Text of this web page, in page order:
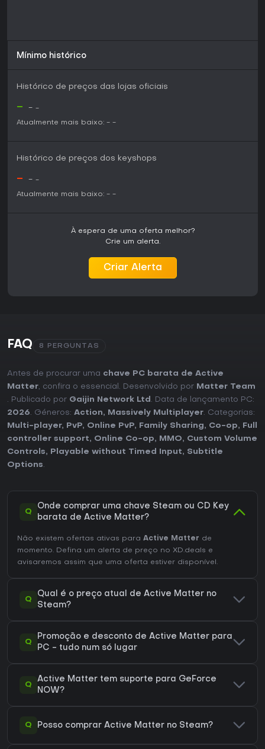
Mínimo histórico
Histórico de preços das lojas oficiais
- - -
Atualmente mais baixo: - -
Histórico de preços dos keyshops
- - -
Atualmente mais baixo: - -
À espera de uma oferta melhor?
Crie um alerta.
Criar Alerta
FAQ 8 PERGUNTAS
Antes de procurar uma chave PC barata de Active
Matter, confira o essencial. Desenvolvido por Matter Team
. Publicado por Gaijin Network Ltd . Data de lançamento PC:
2026. Géneros: Action, Massively Multiplayer. Categorias:
Multi-player, PvP, Online PvP, Family Sharing, Co-op,
Full
controller support, Online Co-op, MMO, Custom Volume
Controls, Playable without Timed Input, Subtitle
Options.
Q
Onde comprar uma chave Steam ou CD Key
barata de Active Matter?
Não existem ofertas ativas para Active Matter de
momento. Defina um alerta de preço no XD.deals e
avisaremos assim que uma oferta estiver disponível.
Q
Qual é o preço atual de Active Matter no
Steam?
Q
Promoção e desconto de Active Matter para
PC - tudo num só lugar
Q
Active Matter tem suporte para GeForce
NOW?
Q Posso comprar Active Matter no Steam?